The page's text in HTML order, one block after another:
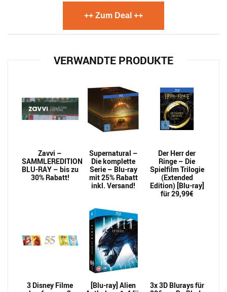
++ Zum Deal ++
VERWANDTE PRODUKTE
Zavvi –
SAMMLEREDITION
BLU-RAY – bis zu
30% Rabatt!
Supernatural –
Die komplette
Serie – Blu-ray
mit 25% Rabatt
inkl. Versand!
Der Herr der
Ringe – Die
Spielfilm Trilogie
(Extended
Edition) [Blu-ray]
für 29,99€
3 Disney Filme
[Blu-ray] Alien
3x 3D Blurays für